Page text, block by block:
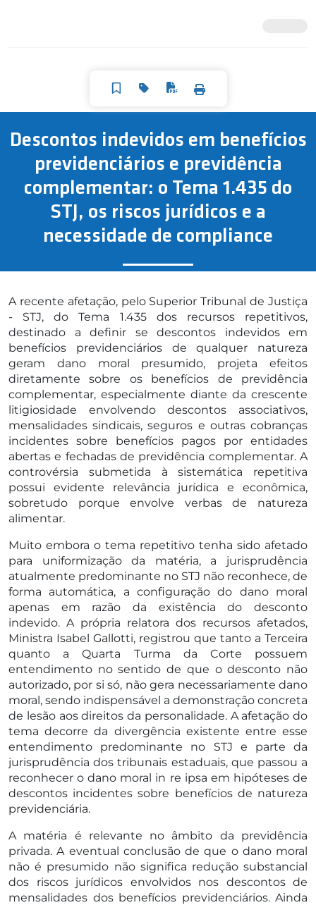
Descontos indevidos em benefícios
previdenciários e previdência
complementar: o Tema 1.435 do
STJ, os riscos jurídicos e a
necessidade de compliance
A recente afetação, pelo Superior Tribunal de Justiça
- STJ, do Tema 1.435 dos recursos repetitivos,
destinado a definir se descontos indevidos em
benefícios previdenciários de qualquer natureza
geram dano moral presumido, projeta efeitos
diretamente sobre os benefícios de previdência
complementar, especialmente diante da crescente
litigiosidade envolvendo descontos associativos,
mensalidades sindicais, seguros e outras cobranças
incidentes sobre benefícios pagos por entidades
abertas e fechadas de previdência complementar. A
controvérsia submetida à sistemática repetitiva
possui evidente relevância jurídica e econômica,
sobretudo porque envolve verbas de natureza
alimentar.
Muito embora o tema repetitivo tenha sido afetado
para uniformização da matéria, a jurisprudência
atualmente predominante no STJ não reconhece, de
forma automática, a configuração do dano moral
apenas em razão da existência do desconto
indevido. A própria relatora dos recursos afetados,
Ministra Isabel Gallotti, registrou que tanto a Terceira
quanto a Quarta Turma da Corte possuem
entendimento no sentido de que o desconto não
autorizado, por si só, não gera necessariamente dano
moral, sendo indispensável a demonstração concreta
de lesão aos direitos da personalidade. A afetação do
tema decorre da divergência existente entre esse
entendimento predominante no STJ e parte da
jurisprudência dos tribunais estaduais, que passou a
reconhecer o dano moral in re ipsa em hipóteses de
descontos incidentes sobre benefícios de natureza
previdenciária.
A matéria é relevante no âmbito da previdência
privada. A eventual conclusão de que o dano moral
não é presumido não significa redução substancial
dos riscos jurídicos envolvidos nos descontos de
mensalidades dos benefícios previdenciários. Ainda